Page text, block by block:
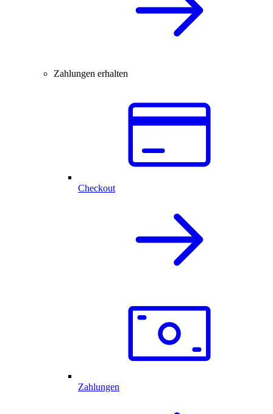
Zahlungen erhalten
Checkout
Zahlungen